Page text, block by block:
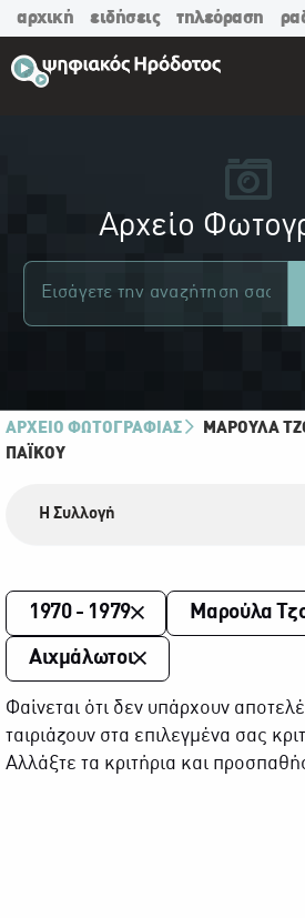
αρχική ειδήσεις τηλεόραση
Αρχείο
ΑΡΧΕΙΟ ΦΩΤΟΓΡΑΦΙΑΣ
ΜΑΡΟΎΛΑ
ΠΑΪ́ΚΟΥ
Η Συλλογή
1970 - 1979 Μαρούλα
Αιχμάλωτοι
Φαίνεται ότι δεν υπάρχουν
ταιριάζουν στα επιλεγμένα σας
Αλλάξτε τα κριτήρια και